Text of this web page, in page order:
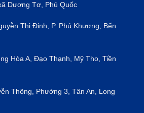
Dương Tơ, Phú Quốc
Thị Định, P. Phú Khương, Bến
Hòa A, Đạo Thạnh, Mỹ Tho, Tiền
Thông, Phường 3, Tân An, Long